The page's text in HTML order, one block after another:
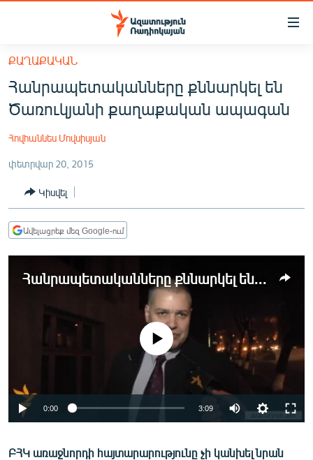
Մատչելիության
հիմնական
բովանդակությանը
Անցնել
հիմնական
մենյուին
ՀԱՅԱՍՏԱՆ
ՔԱՂԱՔԱԿԱՆ
ԸՆՏՐՈՒԹՅՈՒՆՆԵՐ 2026
ԻՐԱՎՈՒՆՔ
ՀԱՍԱՐԱԿՈՒԹՅՈՒՆ
ՏՆՏԵՍՈՒԹՅՈՒՆ
ՊԱՏԵՐԱԶՄԻ 6 ՇԱԲԱԹՆԵՐԸ
ՄԻՋԱԶԳԱՅԻՆ
ՄԵԿՆԱԲԱՆՈՒԹՅՈՒՆ
ՏՏ ԵՒ ԻՆՏԵՐՆԵՏ
ԿՈՐՈՆԱՎԻՐՈՒՍ
ՔԱՂԱՔԱԿԱՆ
Հանրապետականները քննարկել են
Ծառուկյանի քաղաքական ապագան
Հովհաննես Մովսիսյան
փետրվար 20, 2015
Կիսվել
Ավելացրեք մեզ Google-ում
Հանրապետականները քննարկել են Ծառուկյանի քաղաքական ապագան
No media source currently available
0:00 3:09
ԲՀԿ առաջնորդի հայտարարությունը չի կանխել նրան